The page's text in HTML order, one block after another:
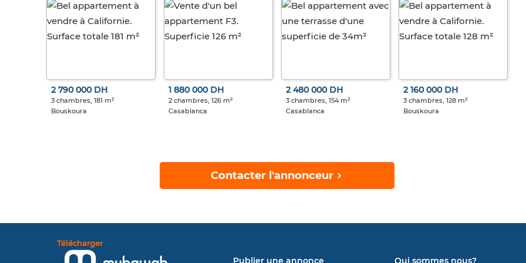
2 790 000 DH
3 chambres, 181 m²
Bouskoura
1 880 000 DH
2 chambres, 126 m²
Casablanca
2 480 000 DH
3 chambres, 154 m²
Casablanca
2 160 000 DH
3 chambres, 128 m²
Bouskoura
Contacter l'annonceur
Télécharger
Publier une annonce Qui sommes nous?